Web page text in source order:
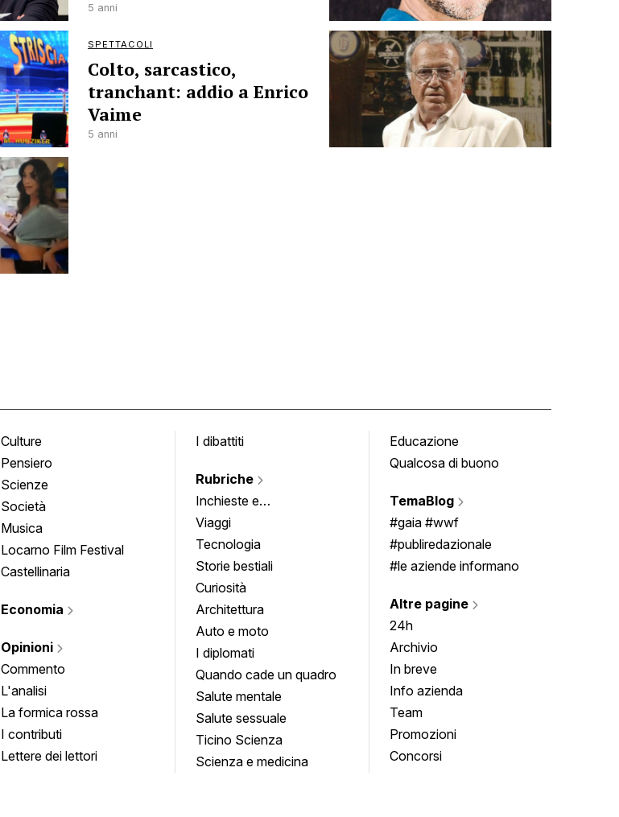
5 anni
SPETTACOLI
Colto, sarcastico,
tranchant: addio a Enrico
Vaime
5 anni
Culture
Pensiero
Scienze
Società
Musica
Locarno Film Festival
Castellinaria
Economia
Opinioni
Commento
L'analisi
La formica rossa
I contributi
Lettere dei lettori
I dibattiti
Rubriche
Inchieste e
approfondimenti
Viaggi
Tecnologia
Storie bestiali
Curiosità
Architettura
Auto e moto
I diplomati
Quando cade un quadro
Salute mentale
Salute sessuale
Ticino Scienza
Scienza e medicina
Educazione
Qualcosa di buono
TemaBlog
#gaia #wwf
#publiredazionale
#le aziende informano
Altre pagine
24h
Archivio
In breve
Info azienda
Team
Promozioni
Concorsi